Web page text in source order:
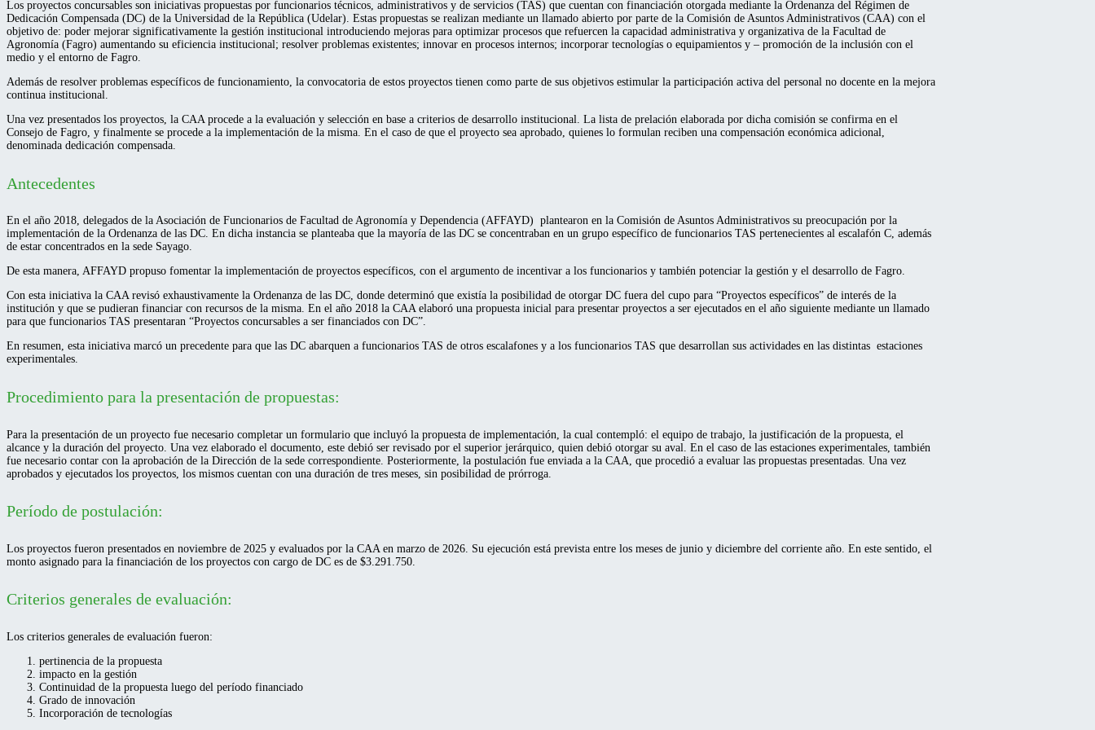
Los proyectos concursables son iniciativas propuestas por funcionarios técnicos, administrativos y de servicios (TAS) que cuentan con financiación otorgada mediante la Ordenanza del Régimen de
Dedicación Compensada (DC) de la Universidad de la República (Udelar). Estas propuestas se realizan mediante un llamado abierto por parte de la Comisión de Asuntos Administrativos (CAA) con el
objetivo de: poder mejorar significativamente la gestión institucional introduciendo mejoras para optimizar procesos que refuercen la capacidad administrativa y organizativa de la Facultad de
Agronomía (Fagro) aumentando su eficiencia institucional; resolver problemas existentes; innovar en procesos internos; incorporar tecnologías o equipamientos y – promoción de la inclusión con el
medio y el entorno de Fagro.
Además de resolver problemas específicos de funcionamiento, la convocatoria de estos proyectos tienen como parte de sus objetivos estimular la participación activa del personal no docente en la mejora
continua institucional.
Una vez presentados los proyectos, la CAA procede a la evaluación y selección en base a criterios de desarrollo institucional. La lista de prelación elaborada por dicha comisión se confirma en el
Consejo de Fagro, y finalmente se procede a la implementación de la misma. En el caso de que el proyecto sea aprobado, quienes lo formulan reciben una compensación económica adicional,
denominada dedicación compensada.
Antecedentes
En el año 2018, delegados de la Asociación de Funcionarios de Facultad de Agronomía y Dependencia (AFFAYD) plantearon en la Comisión de Asuntos Administrativos su preocupación por la
implementación de la Ordenanza de las DC. En dicha instancia se planteaba que la mayoría de las DC se concentraban en un grupo específico de funcionarios TAS pertenecientes al escalafón C, además
de estar concentrados en la sede Sayago.
De esta manera, AFFAYD propuso fomentar la implementación de proyectos específicos, con el argumento de incentivar a los funcionarios y también potenciar la gestión y el desarrollo de Fagro.
Con esta iniciativa la CAA revisó exhaustivamente la Ordenanza de las DC, donde determinó que existía la posibilidad de otorgar DC fuera del cupo para “Proyectos específicos” de interés de la
institución y que se pudieran financiar con recursos de la misma. En el año 2018 la CAA elaboró una propuesta inicial para presentar proyectos a ser ejecutados en el año siguiente mediante un llamado
para que funcionarios TAS presentaran “Proyectos concursables a ser financiados con DC”.
En resumen, esta iniciativa marcó un precedente para que las DC abarquen a funcionarios TAS de otros escalafones y a los funcionarios TAS que desarrollan sus actividades en las distintas estaciones
experimentales.
Procedimiento para la presentación de propuestas:
Para la presentación de un proyecto fue necesario completar un formulario que incluyó la propuesta de implementación, la cual contempló: el equipo de trabajo, la justificación de la propuesta, el
alcance y la duración del proyecto. Una vez elaborado el documento, este debió ser revisado por el superior jerárquico, quien debió otorgar su aval. En el caso de las estaciones experimentales, también
fue necesario contar con la aprobación de la Dirección de la sede correspondiente. Posteriormente, la postulación fue enviada a la CAA, que procedió a evaluar las propuestas presentadas. Una vez
aprobados y ejecutados los proyectos, los mismos cuentan con una duración de tres meses, sin posibilidad de prórroga.
Período de postulación:
Los proyectos fueron presentados en noviembre de 2025 y evaluados por la CAA en marzo de 2026. Su ejecución está prevista entre los meses de junio y diciembre del corriente año. En este sentido, el
monto asignado para la financiación de los proyectos con cargo de DC es de $3.291.750.
Criterios generales de evaluación:
Los criterios generales de evaluación fueron:
pertinencia de la propuesta
impacto en la gestión
Continuidad de la propuesta luego del período financiado
Grado de innovación
Incorporación de tecnologías